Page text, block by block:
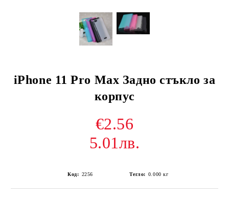
iPhone 11 Pro Max Задно стъкло за
корпус
€2.56
5.01лв.
Код: 2256 Тегло: 0.000 кг